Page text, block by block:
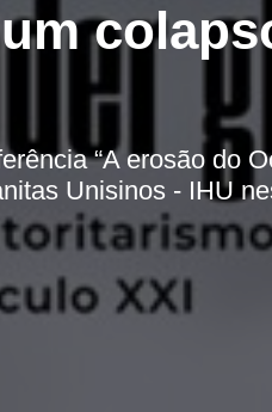
“A erosão do
Unisinos - IHU